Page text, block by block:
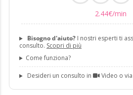
2.44€/min
Bisogno d'aiuto?I nostri esperti ti
consulto. Scopri di più
Come funziona?
Desideri un consulto in Video o via